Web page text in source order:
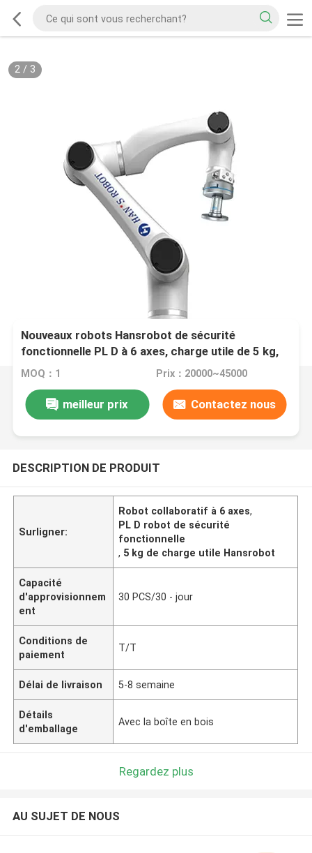
2/ 3
Nouveaux robots Hansrobot de sécurité
fonctionnelle PL D à 6 axes, charge utile de 5 kg,
pour montage dans n'importe quelle orientation
MOQ：1 Prix：20000~45000
meilleur prix Contactez nous
DESCRIPTION DE PRODUIT
Surligner:
Robot collaboratif à 6 axes,
PL D robot de sécurité
fonctionnelle
, 5 kg de charge utile Hansrobot
Capacité
d'approvisionnem
ent
30 PCS/30 - jour
Conditions de
paiement
T/T
Délai de livraison 5-8 semaine
Détails
d'emballage
Avec la boîte en bois
Regardez plus
AU SUJET DE NOUS